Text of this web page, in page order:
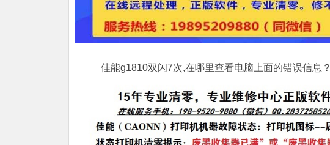
佳能g1810双闪7次,在哪里查看电脑上面的错误信息？